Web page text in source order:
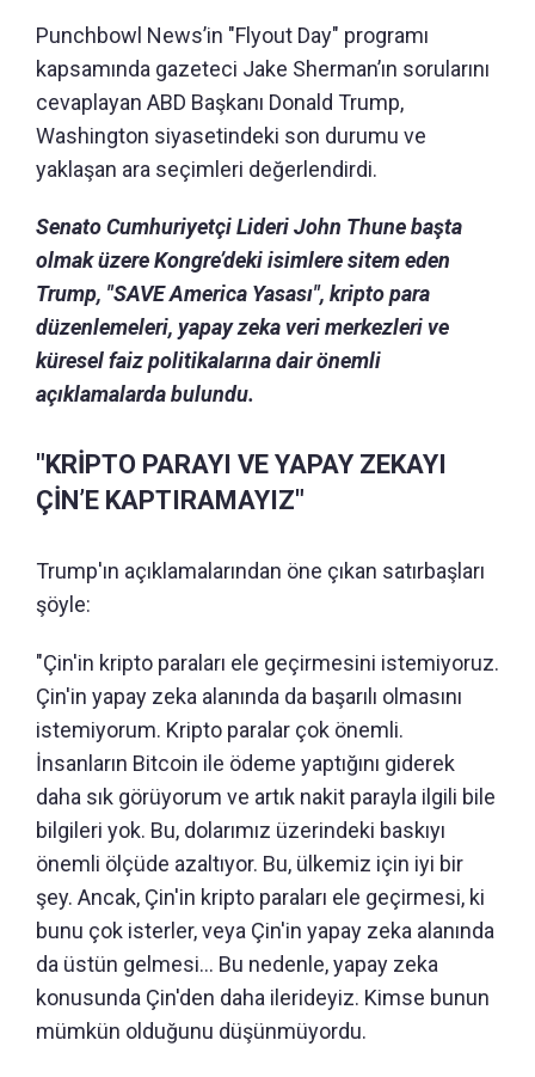
Punchbowl News’in "Flyout Day" programı
kapsamında gazeteci Jake Sherman’ın sorularını
cevaplayan ABD Başkanı Donald Trump,
Washington siyasetindeki son durumu ve
yaklaşan ara seçimleri değerlendirdi.
Senato Cumhuriyetçi Lideri John Thune başta
olmak üzere Kongre’deki isimlere sitem eden
Trump, "SAVE America Yasası", kripto para
düzenlemeleri, yapay zeka veri merkezleri ve
küresel faiz politikalarına dair önemli
açıklamalarda bulundu.
"KRİPTO PARAYI VE YAPAY ZEKAYI
ÇİN’E KAPTIRAMAYIZ"
Trump'ın açıklamalarından öne çıkan satırbaşları
şöyle:
"Çin'in kripto paraları ele geçirmesini istemiyoruz.
Çin'in yapay zeka alanında da başarılı olmasını
istemiyorum. Kripto paralar çok önemli.
İnsanların Bitcoin ile ödeme yaptığını giderek
daha sık görüyorum ve artık nakit parayla ilgili bile
bilgileri yok. Bu, dolarımız üzerindeki baskıyı
önemli ölçüde azaltıyor. Bu, ülkemiz için iyi bir
şey. Ancak, Çin'in kripto paraları ele geçirmesi, ki
bunu çok isterler, veya Çin'in yapay zeka alanında
da üstün gelmesi... Bu nedenle, yapay zeka
konusunda Çin'den daha ilerideyiz. Kimse bunun
mümkün olduğunu düşünmüyordu.